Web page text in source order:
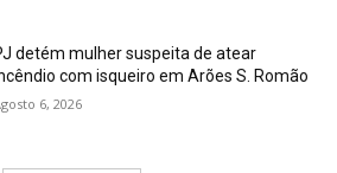
detém mulher suspeita de atear
com isqueiro em Arões S. Romão
6, 2026